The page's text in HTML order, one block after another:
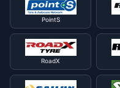
PointS
RoadX